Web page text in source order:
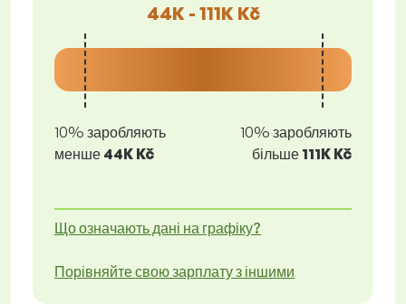
44K - 111K Kč
10% заробляють
менше 44K Kč
10% заробляють
більше 111K Kč
Що означають дані на графіку?
Порівняйте свою зарплату з іншими